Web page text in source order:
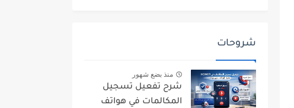
شروحات
منذ بضع شهور
شرح تفعيل تسجيل
المكالمات في هواتف